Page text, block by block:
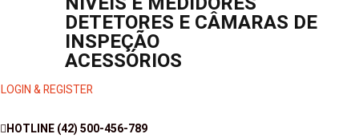
DETETORES E CÂMARAS DE
INSPEÇÃO
ACESSÓRIOS
LOGIN & REGISTER
HOTLINE(42) 500-456-789